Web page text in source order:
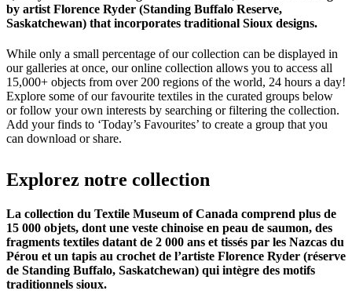
by artist Florence Ryder (Standing Buffalo Reserve,
Saskatchewan) that incorporates traditional Sioux designs.
While only a small percentage of our collection can be displayed in
our galleries at once, our online collection allows you to access all
15,000+ objects from over 200 regions of the world, 24 hours a day!
Explore some of our favourite textiles in the curated groups below
or follow your own interests by searching or filtering the collection.
Add your finds to ‘Today’s Favourites’ to create a group that you
can download or share.
Explorez notre collection
La collection du Textile Museum of Canada comprend plus de
15 000 objets, dont une veste chinoise en peau de saumon, des
fragments textiles datant de 2 000 ans et tissés par les Nazcas du
Pérou et un tapis au crochet de l’artiste Florence Ryder (réserve
de Standing Buffalo, Saskatchewan) qui intègre des motifs
traditionnels sioux.